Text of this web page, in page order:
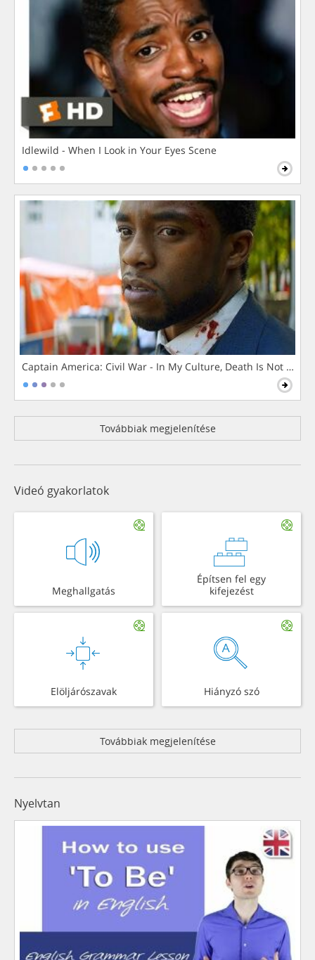
Idlewild - When I Look in Your Eyes Scene
Captain America: Civil War - In My Culture, Death Is Not The
Továbbiak megjelenítése
Videó gyakorlatok
Meghallgatás
Építsen fel egy
kifejezést
Elöljárószavak Hiányzó szó
Továbbiak megjelenítése
Nyelvtan